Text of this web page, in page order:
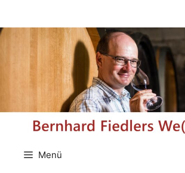
springen
Menü